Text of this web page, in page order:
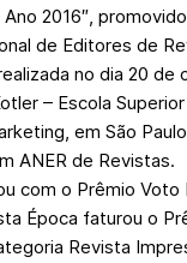
2016″,
de Editores de
no dia 20 de
– Escola
em São
ANER de Revistas.
com o Prêmio Voto
Época faturou o
Revista